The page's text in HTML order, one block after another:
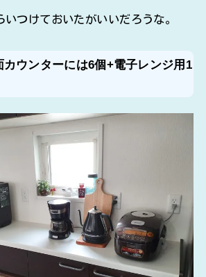
いつけておいたがいいだろうな。
カウンターには6個+電子レンジ用1